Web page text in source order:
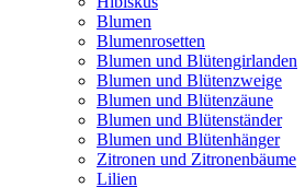
Blumen
Blumenrosetten
Blumen und Blütengirlanden
Blumen und Blütenzweige
Blumen und Blütenzäune
Blumen und Blütenständer
Blumen und Blütenhänger
Zitronen und Zitronenbäume
Lilien